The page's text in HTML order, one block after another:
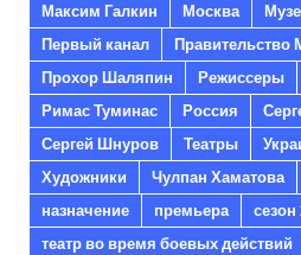
Максим Галкин
Москва
Первый канал
Правительство
Прохор Шаляпин
Режиссеры
Римас Туминас
Россия
Сергей Шнуров
Театры
Художники
Чулпан Хаматова
назначение
премьера
театр во время боевых действий